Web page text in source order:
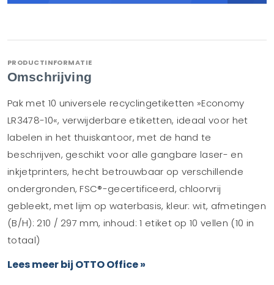
PRODUCTINFORMATIE
Omschrijving
Pak met 10 universele recyclingetiketten »Economy
LR3478-10«, verwijderbare etiketten, ideaal voor het
labelen in het thuiskantoor, met de hand te
beschrijven, geschikt voor alle gangbare laser- en
inkjetprinters, hecht betrouwbaar op verschillende
ondergronden, FSC®-gecertificeerd, chloorvrij
gebleekt, met lijm op waterbasis, kleur: wit, afmetingen
(B/H): 210 / 297 mm, inhoud: 1 etiket op 10 vellen (10 in
totaal)
Lees meer bij OTTO Office »